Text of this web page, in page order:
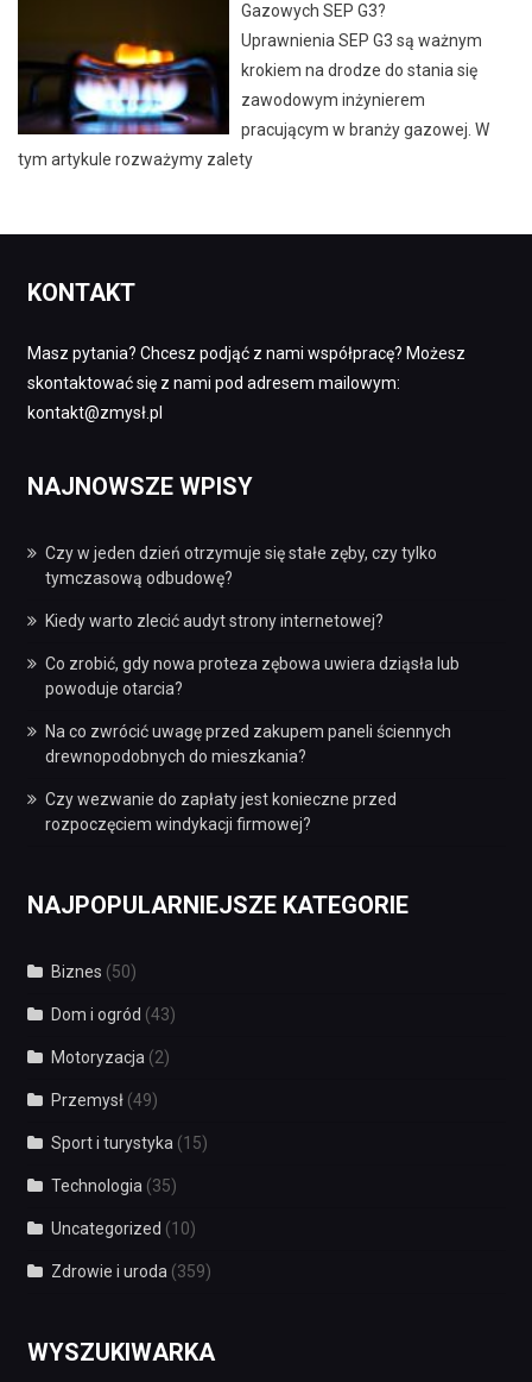
Gazowych SEP G3?
Uprawnienia SEP G3 są ważnym
krokiem na drodze do stania się
zawodowym inżynierem
pracującym w branży gazowej. W
tym artykule rozważymy zalety
KONTAKT
Masz pytania? Chcesz podjąć z nami współpracę? Możesz
skontaktować się z nami pod adresem mailowym:
kontakt@zmysł.pl
NAJNOWSZE WPISY
Czy w jeden dzień otrzymuje się stałe zęby, czy tylko
tymczasową odbudowę?
Kiedy warto zlecić audyt strony internetowej?
Co zrobić, gdy nowa proteza zębowa uwiera dziąsła lub
powoduje otarcia?
Na co zwrócić uwagę przed zakupem paneli ściennych
drewnopodobnych do mieszkania?
Czy wezwanie do zapłaty jest konieczne przed
rozpoczęciem windykacji firmowej?
NAJPOPULARNIEJSZE KATEGORIE
Biznes (50)
Dom i ogród (43)
Motoryzacja(2)
Przemysł(49)
Sport i turystyka(15)
Technologia(35)
Uncategorized (10)
Zdrowie i uroda(359)
WYSZUKIWARKA